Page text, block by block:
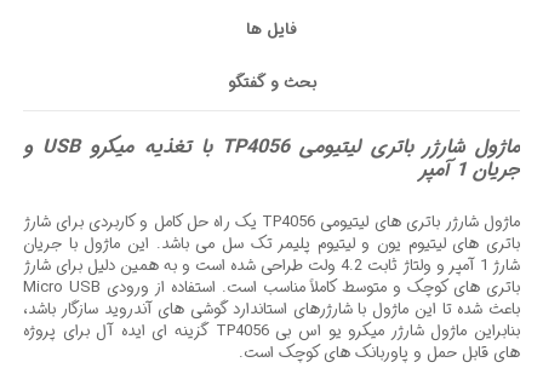
فایل ها
بحث و گفتگو
ماژول شارژر باتری لیتیومی TP4056 با تغذیه میکرو USB و
جریان 1 آمپر
ماژول شارژر باتری های لیتیومی TP4056 یک راه حل کامل و کاربردی برای شارژ
باتری های لیتیوم یون و لیتیوم پلیمر تک سل می باشد. این ماژول با جریان
شارژ 1 آمپر و ولتاژ ثابت 4.2 ولت طراحی شده است و به همین دلیل برای شارژ
باتری های کوچک و متوسط کاملاً مناسب است. استفاده از ورودی Micro USB
باعث شده تا این ماژول با شارژرهای استاندارد گوشی های آندروید سازگار باشد،
بنابراین ماژول شارژر میکرو یو اس بی TP4056 گزینه ای ایده آل برای پروژه
های قابل حمل و پاوربانک های کوچک است.